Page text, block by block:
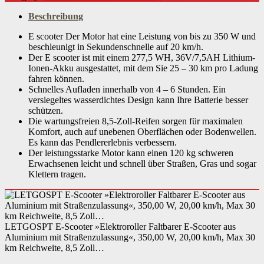
Altersempfehlung
Benutzergewicht maximal 120,00 kg
Nutzungsbereich innerhalb der StVZO
Einsatzzweck
Eigenschaften klappbar
Leistung Motor 350 W
Ladezeit Akku 4,00 Std.
Leistung Motor ECO-Modus 350,00 W
Details Motor bürstenlos
Leistung Akku in Ah 7,50 A·h
Details Akku wartungsfrei
Beschreibung
E scooter Der Motor hat eine Leistung von bis zu 350 W und
beschleunigt in Sekundenschnelle auf 20 km/h.
Der E scooter ist mit einem 277,5 WH, 36V/7,5AH Lithium-
Ionen-Akku ausgestattet, mit dem Sie 25 – 30 km pro Ladung
fahren können.
Schnelles Aufladen innerhalb von 4 – 6 Stunden. Ein
versiegeltes wasserdichtes Design kann Ihre Batterie besser
schützen.
Die wartungsfreien 8,5-Zoll-Reifen sorgen für maximalen
Komfort, auch auf unebenen Oberflächen oder Bodenwellen.
Es kann das Pendlererlebnis verbessern.
Der leistungsstarke Motor kann einen 120 kg schweren
Erwachsenen leicht und schnell über Straßen, Gras und sogar
Klettern tragen.
LETGOSPT E-Scooter »Elektroroller Faltbarer E-Scooter aus
Aluminium mit Straßenzulassung«, 350,00 W, 20,00 km/h, Max 30
km Reichweite, 8,5 Zoll…